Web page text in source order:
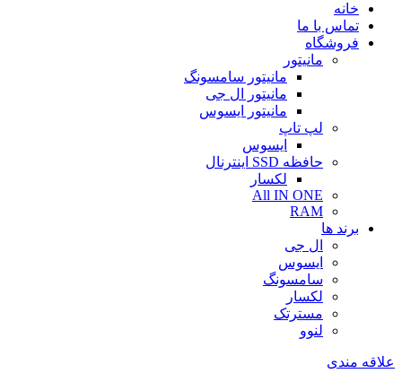
خانه
تماس با ما
فروشگاه
مانیتور
مانیتور سامسونگ
مانیتور ال جی
مانیتور ایسوس
لپ تاپ
ایسوس
حافظه SSD اینترنال
لکسار
All IN ONE
RAM
برند ها
ال جی
ایسوس
سامسونگ
لکسار
مسترتک
لنوو
علاقه مندی